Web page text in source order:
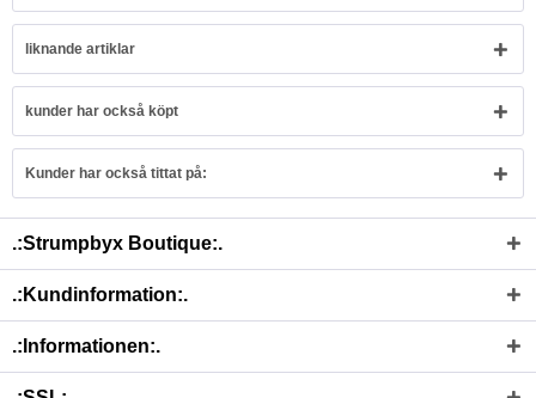
liknande artiklar
kunder har också köpt
Kunder har också tittat på:
.:Strumpbyx Boutique:.
.:Kundinformation:.
.:Informationen:.